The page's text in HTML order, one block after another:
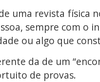
uma revista física
sempre com o
ou algo que
da de um
de provas.